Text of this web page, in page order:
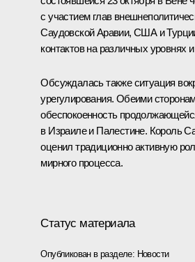
с участием глав
Саудовской Аравии, США и
контактов на различных уровнях
Обсуждалась также ситуация
урегулирования. Обеими
обеспокоенность
в Израиле и Палестине. Король
оценил традиционно активную
мирного процесса.
Статус материала
Опубликован в разделе: Новости